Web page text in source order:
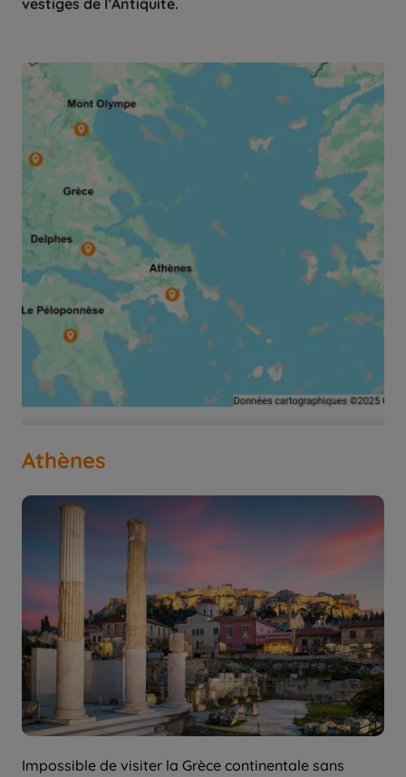
Athènes
Impossible de visiter la Grèce continentale sans